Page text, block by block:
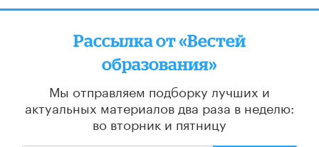
Рассылка от «Вестей
образования»
Мы отправляем подборку лучших и
актуальных материалов два раза в неделю:
во вторник и пятницу